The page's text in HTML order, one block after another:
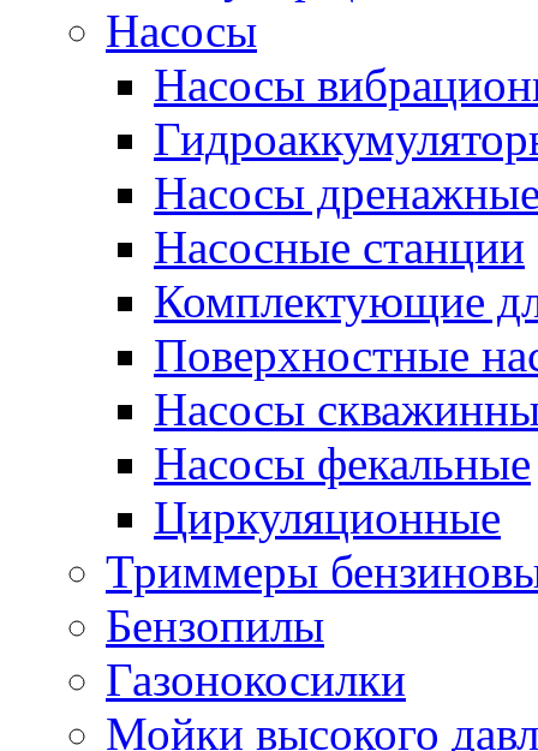
Насосы
Насосы
Насосы
Насосные станции
Комплектующие
Поверхностные
Насосы
Насосы фекальные
Циркуляционные
Триммеры
Бензопилы
Газонокосилки
Мойки высокого